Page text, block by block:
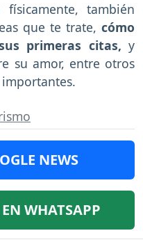
también
que te trate, cómo
primeras citas, y
su amor, entre otros
NEWS
WHATSAPP